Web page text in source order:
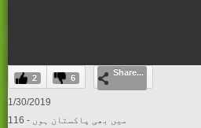
0
seconds
of
0
2 6
Share...
1/30/2019
116 - میں بھی پاکستان ہوں